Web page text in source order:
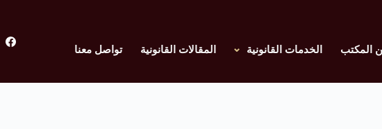
المكتب الخدمات القانونية المقالات القانونية تواصل معنا